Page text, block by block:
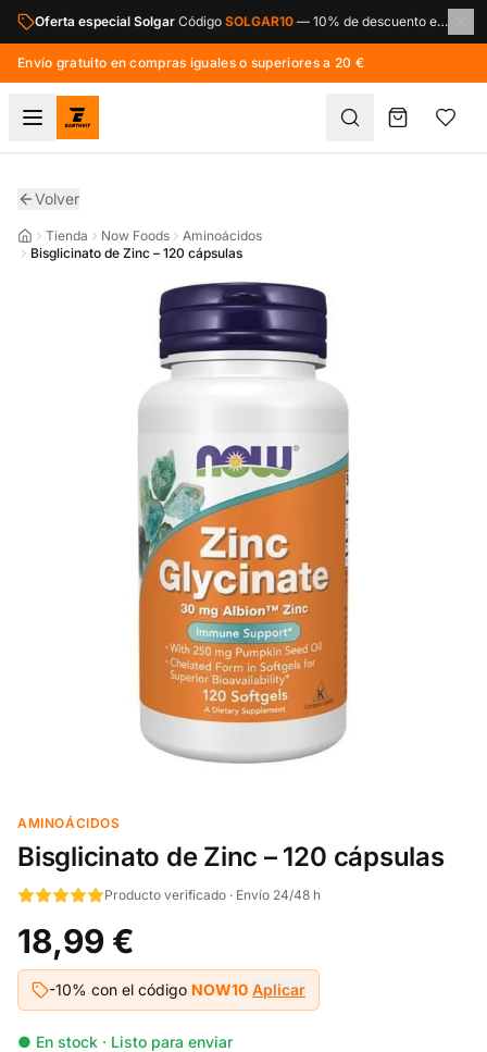
Saltar al contenido principal
Oferta especial Solgar Código SOLGAR10 — 10% de descuento en toda la marca Solgar.
Envío gratuito en compras iguales o superiores a 20 €
Volver
Tienda Now Foods
Aminoácidos
Bisglicinato de Zinc – 120 cápsulas
AMINOÁCIDOS
Bisglicinato de Zinc – 120 cápsulas
Producto verificado · Envío 24/48 h
18,99 €
-10% con el código NOW10 Aplicar
● En stock · Listo para enviar